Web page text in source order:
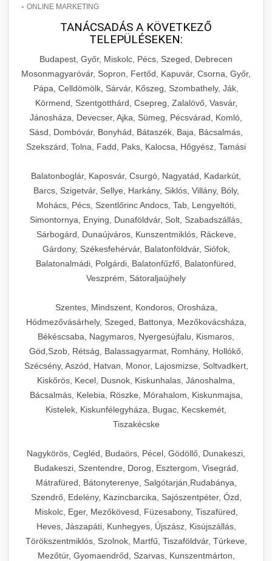
- ONLINE MARKETING
TANÁCSADÁS A KÖVETKEZŐ
TELEPÜLÉSEKEN:
Budapest, Győr, Miskolc, Pécs, Szeged, Debrecen
Mosonmagyaróvár, Sopron, Fertőd, Kapuvár, Csorna, Győr,
Pápa, Celldömölk, Sárvár, Kőszeg, Szombathely, Ják,
Körmend, Szentgotthárd, Csepreg, Zalalövő, Vasvár,
Jánosháza, Devecser, Ajka, Sümeg, Pécsvárad, Komló,
Sásd, Dombóvár, Bonyhád, Bátaszék, Baja, Bácsalmás,
Szekszárd, Tolna, Fadd, Paks, Kalocsa, Hőgyész, Tamási
Balatonboglár, Kaposvár, Csurgó, Nagyatád, Kadarkút,
Barcs, Szigetvár, Sellye, Harkány, Siklós, Villány, Bóly,
Mohács, Pécs, Szentlőrinc Andocs, Tab, Lengyeltóti,
Simontornya, Enying, Dunaföldvár, Solt, Szabadszállás,
Sárbogárd, Dunaújváros, Kunszentmiklós, Ráckeve,
Gárdony, Székesfehérvár, Balatonföldvár, Siófok,
Balatonalmádi, Polgárdi, Balatonfűzfő, Balatonfüred,
Veszprém, Sátoraljaújhely
Szentes, Mindszent, Kondoros, Orosháza,
Hódmezővásárhely, Szeged, Battonya, Mezőkovácsháza,
Békéscsaba, Nagymaros, Nyergesújfalu, Kismaros,
Göd,Szob, Rétság, Balassagyarmat, Romhány, Hollókő,
Szécsény, Aszód, Hatvan, Monor, Lajosmizse, Soltvadkert,
Kiskőrös, Kecel, Dusnok, Kiskunhalas, Jánoshalma,
Bácsalmás, Kelebia, Röszke, Mórahalom, Kiskunmajsa,
Kistelek, Kiskunfélegyháza, Bugac, Kecskemét,
Tiszakécske
Nagykörös, Cegléd, Budaörs, Pécel, Gödöllő, Dunakeszi,
Budakeszi, Szentendre, Dorog, Esztergom, Visegrád,
Mátrafüred, Bátonyterenye, Salgótarján,Rudabánya,
Szendrő, Edelény, Kazincbarcika, Sajószentpéter, Ózd,
Miskolc, Eger, Mezőkövesd, Füzesabony, Tiszafüred,
Heves, Jászapáti, Kunhegyes, Újszász, Kisújszállás,
Törökszentmiklós, Szolnok, Martfű, Tiszaföldvár, Túrkeve,
Mezőtúr, Gyomaendrőd, Szarvas, Kunszentmárton,